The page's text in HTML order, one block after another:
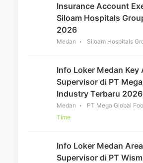
Insurance Account
Siloam Hospitals
2026
Medan Siloam Hospitals
Info Loker Medan Key
Supervisor di PT
Industry Terbaru 2026
Medan PT Mega Global
Time
Info Loker Medan
Supervisor di PT